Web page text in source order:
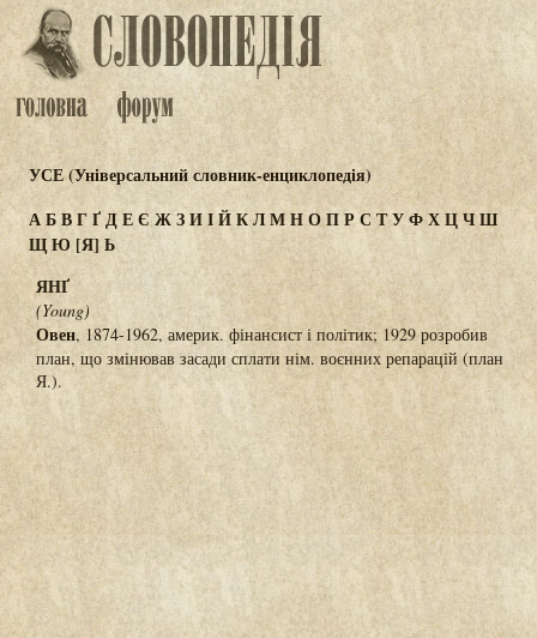
УСЕ (Універсальний словник-енциклопедія)
АБВГҐДЕЄ ЖЗИІЙКЛМНОПРС ТУФХЦЧШ
ЩЮ [Я]Ь
ЯНҐ
(Young)
Овен, 1874-1962, америк. фінансист і політик; 1929 розробив
план, що змінював засади сплати нім. воєнних репарацій (план
Я.).